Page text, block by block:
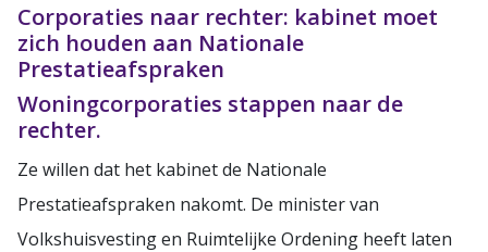
Corporaties naar rechter: kabinet moet
zich houden aan Nationale
Prestatieafspraken
Woningcorporaties stappen naar de
rechter.
Ze willen dat het kabinet de Nationale
Prestatieafspraken nakomt. De minister van
Volkshuisvesting en Ruimtelijke Ordening heeft laten